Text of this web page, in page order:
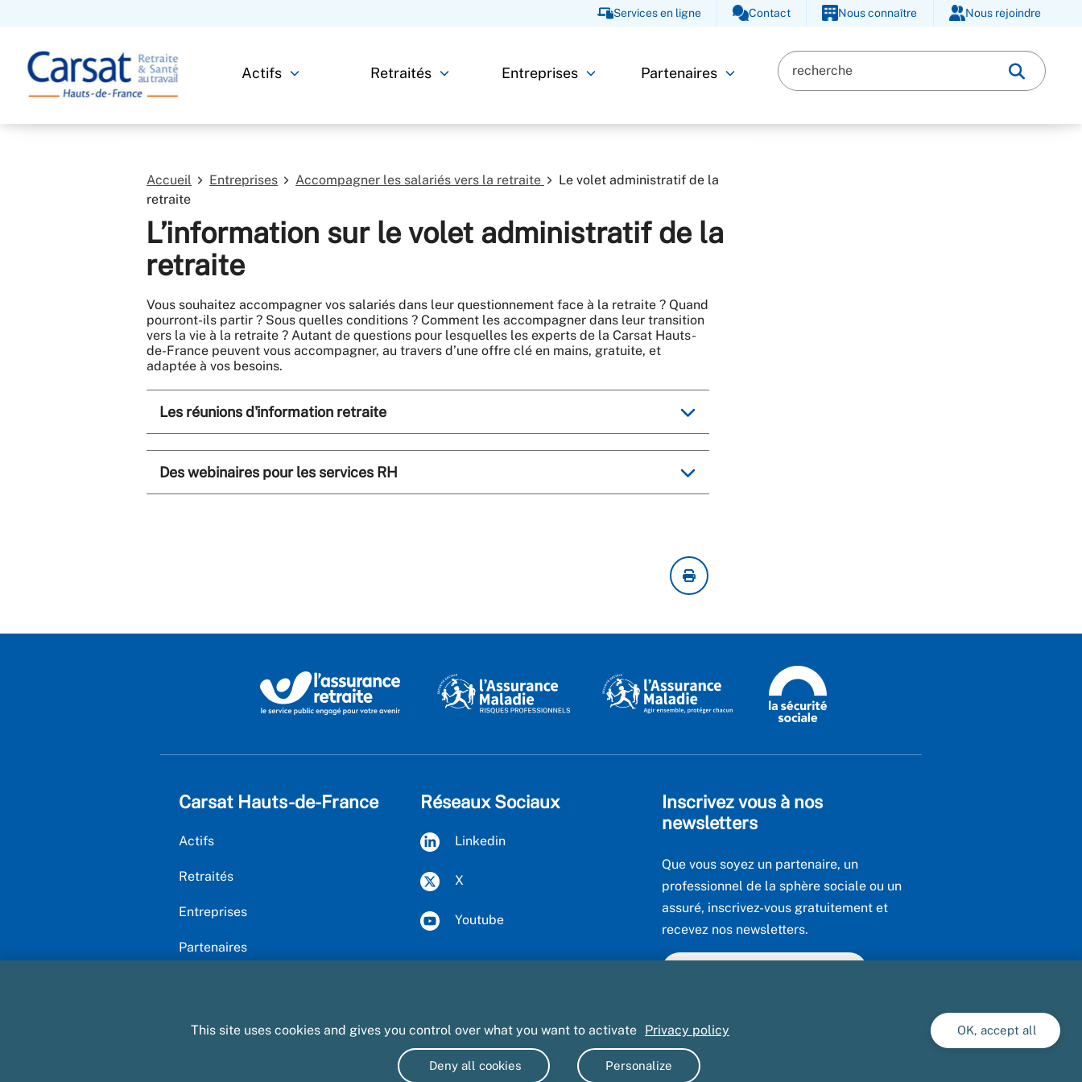
Services en ligne Contact Nous connaître Nous rejoindre
Actifs Retraités Entreprises Partenaires
Accueil Entreprises Accompagner les salariés vers la retraite
Le volet administratif de la
retraite
L’information sur le volet administratif de la
retraite
Vous souhaitez accompagner vos salariés dans leur questionnement face à la retraite ? Quand
pourront-ils partir ? Sous quelles conditions ? Comment les accompagner dans leur transition
vers la vie à la retraite ? Autant de questions pour lesquelles les experts de la Carsat Hauts-
de-France peuvent vous accompagner, au travers d’une offre clé en mains, gratuite, et
adaptée à vos besoins.
Les réunions d'information retraite
Des webinaires pour les services RH
Carsat Hauts-de-France
Actifs
Retraités
Entreprises
Partenaires
Réseaux Sociaux
Linkedin
X
Youtube
Inscrivez vous à nos
newsletters
Que vous soyez un partenaire, un
professionnel de la sphère sociale ou un
assuré, inscrivez-vous gratuitement et
recevez nos newsletters.
Données personnelles Marchés publics Accessibilité : partiellement conforme
This site uses cookies and gives you control over what you want to activate Privacy policy OK, accept all
Deny all cookies Personalize